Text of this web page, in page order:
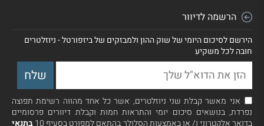
הרשמה לדיוור
הירשם לסיכום היומי של שוק ההון ולמבזקים של ביזפורטל - ניוזלטרים
חובה לכל משקיע
אני מאשר קבלת שני ניוזלטרים, אשר כל אחד מהווה רשימת תפוצה
נפרדת, בנושאים סיכום יומי והתראות חמות וקבלת דיוורים פרסומיים
בדואר אלקטרוני ו/ או באמצעות הסלולר בהתאם למפורט בסעיף 10
בתנאי